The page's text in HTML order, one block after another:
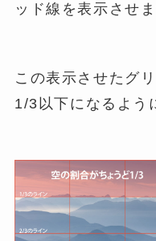
ッド線を表示させま
この表示させたグ
1/3以下になるよう